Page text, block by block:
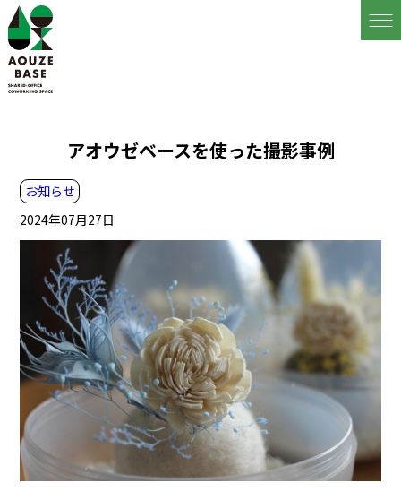
アオウゼベースを使った撮影事例
お知らせ
2024年07月27日